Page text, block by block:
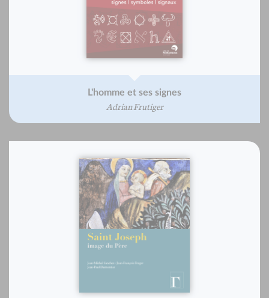
L'homme et ses signes
Adrian Frutiger